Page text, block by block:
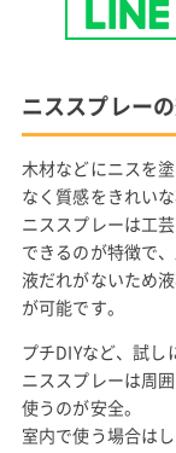
ニススプレー
木材などにニスを
なく質感をきれい
ニススプレーは工
できるのが特徴で
液だれがないため
が可能です。
プチDIYなど、試し
ニススプレーは周
使うのが安全。
室内で使う場合は